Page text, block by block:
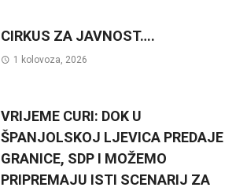
CIRKUS ZA JAVNOST….
1 kolovoza, 2026
VRIJEME CURI: DOK U
ŠPANJOLSKOJ LJEVICA PREDAJE
GRANICE, SDP I MOŽEMO
PRIPREMAJU ISTI SCENARIJ ZA